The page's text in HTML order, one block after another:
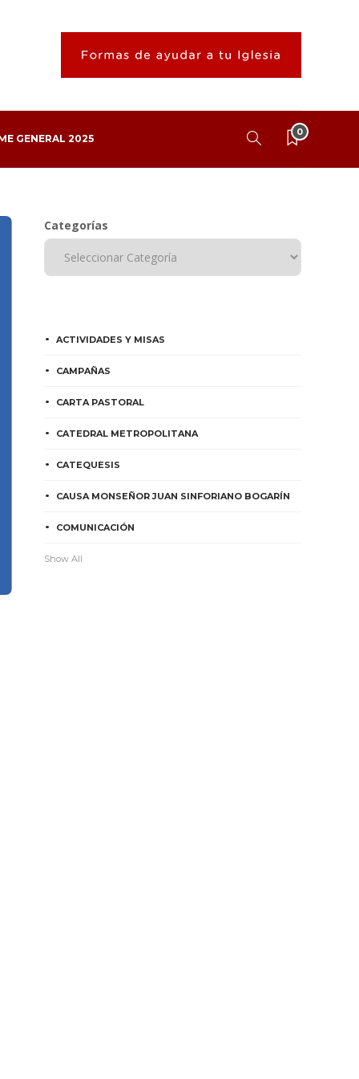
GENERAL 2025
0
Categorías
ACTIVIDADES Y MISAS
CAMPAÑAS
CARTA PASTORAL
CATEDRAL METROPOLITANA
CATEQUESIS
CAUSA MONSEÑOR JUAN SINFORIANO BOGARÍN
COMUNICACIÓN
Show All